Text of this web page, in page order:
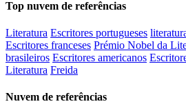
Top nuvem de referências
Literatura Escritores portugueses
Escritores franceses Prémio Nobel da
brasileiros Escritores americanos
Literatura Freida
Nuvem de referências